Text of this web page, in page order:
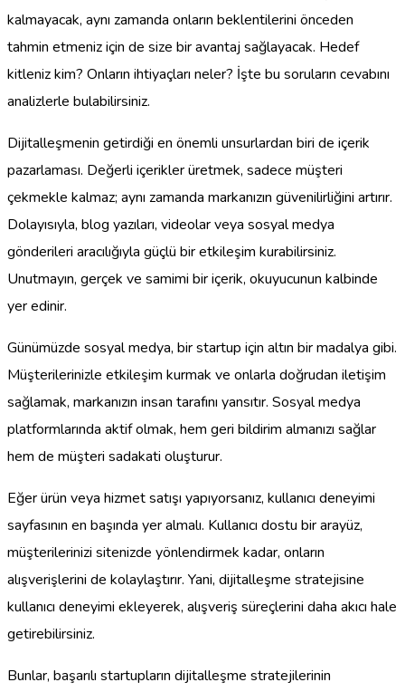
kalmayacak, aynı zamanda onların beklentilerini önceden
tahmin etmeniz için de size bir avantaj sağlayacak. Hedef
kitleniz kim? Onların ihtiyaçları neler? İşte bu soruların cevabını
analizlerle bulabilirsiniz.
Dijitalleşmenin getirdiği en önemli unsurlardan biri de içerik
pazarlaması. Değerli içerikler üretmek, sadece müşteri
çekmekle kalmaz; aynı zamanda markanızın güvenilirliğini artırır.
Dolayısıyla, blog yazıları, videolar veya sosyal medya
gönderileri aracılığıyla güçlü bir etkileşim kurabilirsiniz.
Unutmayın, gerçek ve samimi bir içerik, okuyucunun kalbinde
yer edinir.
Günümüzde sosyal medya, bir startup için altın bir madalya gibi.
Müşterilerinizle etkileşim kurmak ve onlarla doğrudan iletişim
sağlamak, markanızın insan tarafını yansıtır. Sosyal medya
platformlarında aktif olmak, hem geri bildirim almanızı sağlar
hem de müşteri sadakati oluşturur.
Eğer ürün veya hizmet satışı yapıyorsanız, kullanıcı deneyimi
sayfasının en başında yer almalı. Kullanıcı dostu bir arayüz,
müşterilerinizi sitenizde yönlendirmek kadar, onların
alışverişlerini de kolaylaştırır. Yani, dijitalleşme stratejisine
kullanıcı deneyimi ekleyerek, alışveriş süreçlerini daha akıcı hale
getirebilirsiniz.
Bunlar, başarılı startupların dijitalleşme stratejilerinin